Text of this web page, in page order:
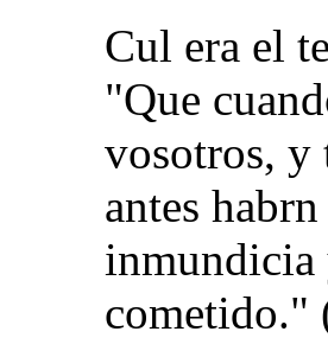
Cul era el
"Que
vosotros, y
antes
inmundicia
cometido."